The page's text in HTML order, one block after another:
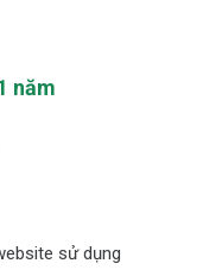
năm
sử dụng